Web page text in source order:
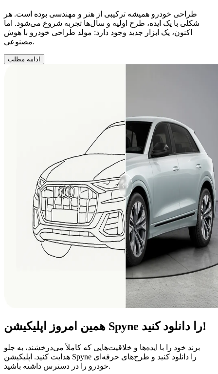
طراحی خودرو همیشه ترکیبی از هنر و مهندسی بوده است. هر
شکلی با یک ایده، طرح اولیه و سال‌ها تجربه شروع می‌شود. اما
اکنون، یک ابزار جدید وجود دارد: مولد طراحی خودرو با هوش
مصنوعی.
ادامه مطلب
همین امروز اپلیکیشن Spyne را دانلود کنید!
برند خود را با ایده‌ها و خلاقیت‌هایی که کاملاً می‌درخشند، به جلو
هدایت کنید. اپلیکیشن Spyne را دانلود کنید و طرح‌های حرفه‌ای
خودرو را در دسترس داشته باشید.